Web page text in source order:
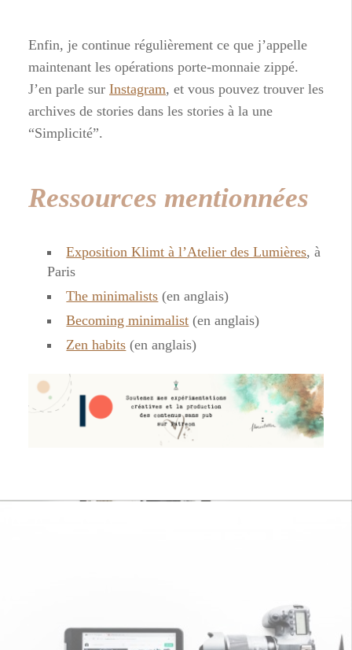
Enfin, je continue régulièrement ce que j’appelle
maintenant les opérations porte-monnaie zippé.
J’en parle sur Instagram, et vous pouvez trouver les
archives de stories dans les stories à la une
“Simplicité”.
Ressources mentionnées
Exposition Klimt à l’Atelier des Lumières, à
Paris
The minimalists (en anglais)
Becoming minimalist (en anglais)
Zen habits (en anglais)